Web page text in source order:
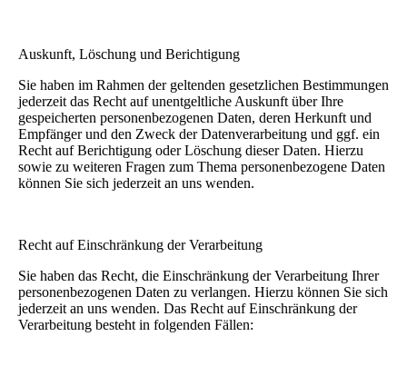
Auskunft, Löschung und Berichtigung
Sie haben im Rahmen der geltenden gesetzlichen Bestimmungen
jederzeit das Recht auf unentgeltliche Auskunft über Ihre
gespeicherten personenbezogenen Daten, deren Herkunft und
Empfänger und den Zweck der Datenverarbeitung und ggf. ein
Recht auf Berichtigung oder Löschung dieser Daten. Hierzu
sowie zu weiteren Fragen zum Thema personenbezogene Daten
können Sie sich jederzeit an uns wenden.
Recht auf Einschränkung der Verarbeitung
Sie haben das Recht, die Einschränkung der Verarbeitung Ihrer
personenbezogenen Daten zu verlangen. Hierzu können Sie sich
jederzeit an uns wenden. Das Recht auf Einschränkung der
Verarbeitung besteht in folgenden Fällen: